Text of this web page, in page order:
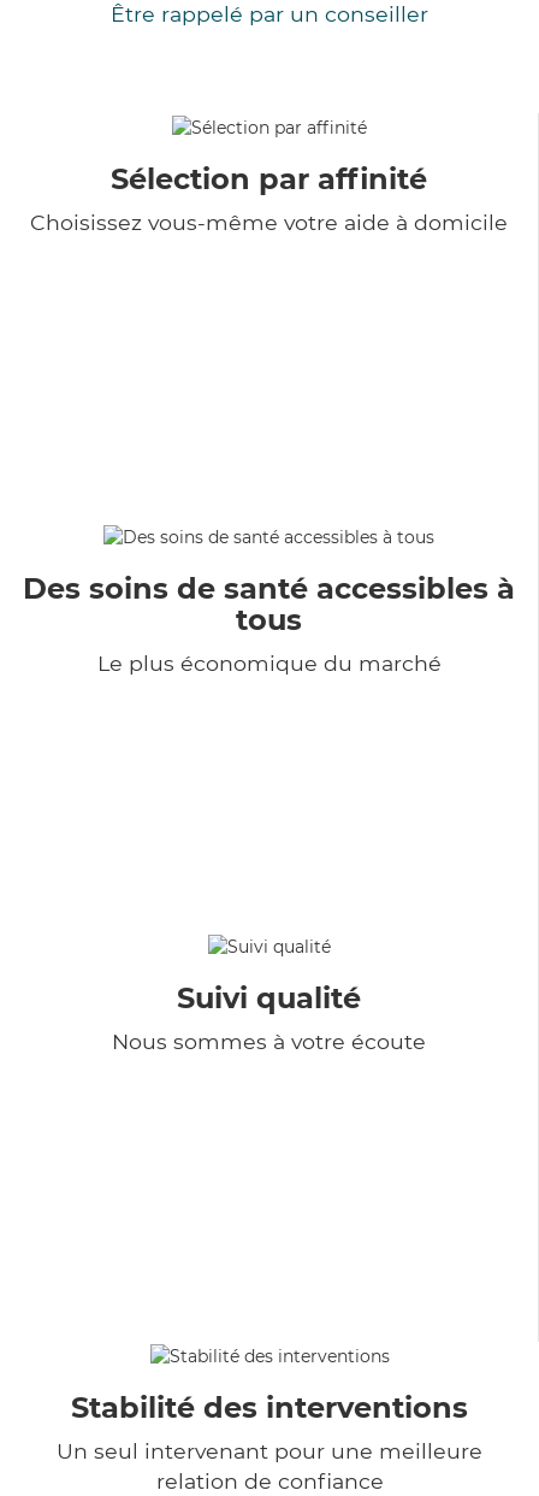
Être rappelé par un conseiller
Sélection par affinité
Choisissez vous-même votre aide à domicile
Des soins de santé accessibles à
tous
Le plus économique du marché
Suivi qualité
Nous sommes à votre écoute
Stabilité des interventions
Un seul intervenant pour une meilleure
relation de confiance